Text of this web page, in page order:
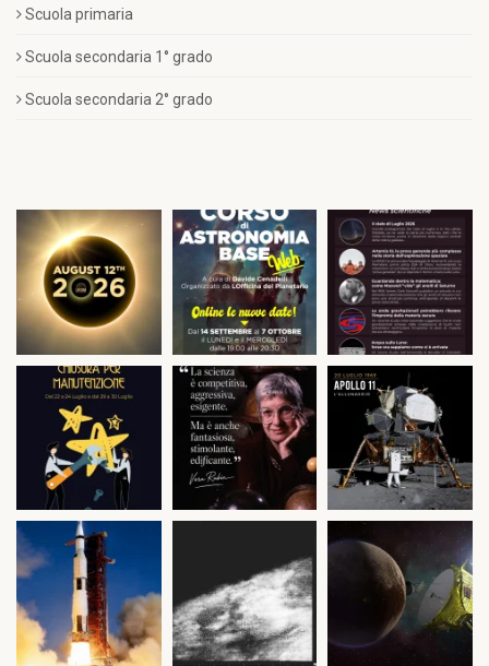
Scuola primaria
Scuola secondaria 1° grado
Scuola secondaria 2° grado